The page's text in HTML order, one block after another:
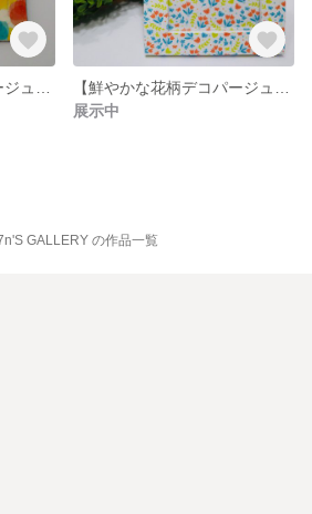
展示中
GALLERY の作品一覧